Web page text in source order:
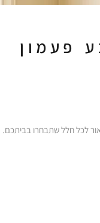
פעמון
לכל חלל שתבחרו בביתכם.